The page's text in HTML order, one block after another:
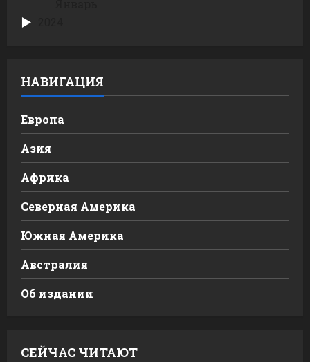
НАВИГАЦИЯ
Европа
Азия
Африка
Северная Америка
Южная Америка
Австралия
Об издании
СЕЙЧАС ЧИТАЮТ